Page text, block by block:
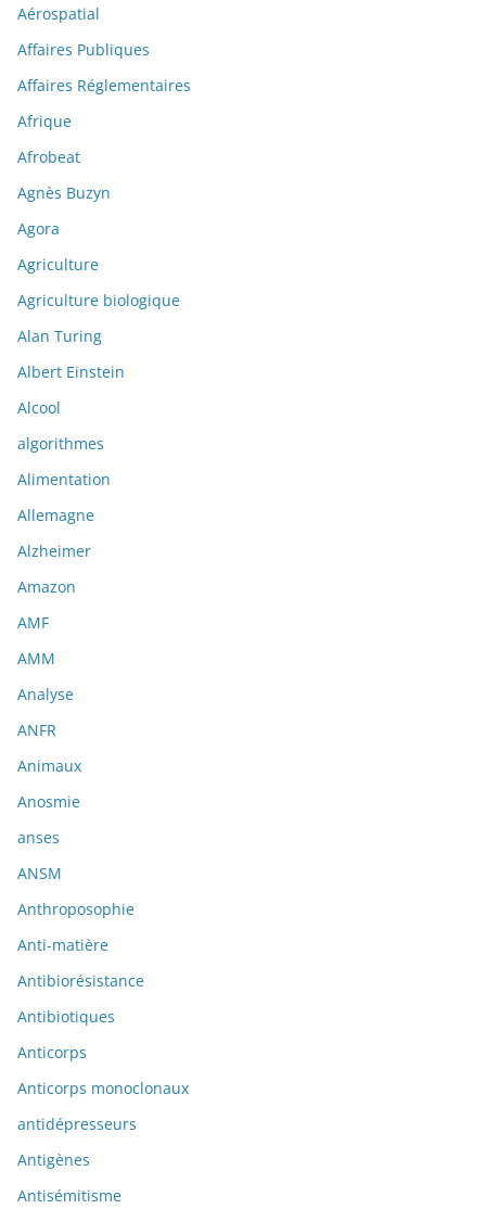
Aérospatial
Affaires Publiques
Affaires Réglementaires
Afrique
Afrobeat
Agnès Buzyn
Agora
Agriculture
Agriculture biologique
Alan Turing
Albert Einstein
Alcool
algorithmes
Alimentation
Allemagne
Alzheimer
Amazon
AMF
AMM
Analyse
ANFR
Animaux
Anosmie
anses
ANSM
Anthroposophie
Anti-matière
Antibiorésistance
Antibiotiques
Anticorps
Anticorps monoclonaux
antidépresseurs
Antigènes
Antisémitisme